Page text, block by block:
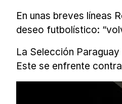
En unas breves líneas
deseo futbolístico:
La Selección
Este se enfrente